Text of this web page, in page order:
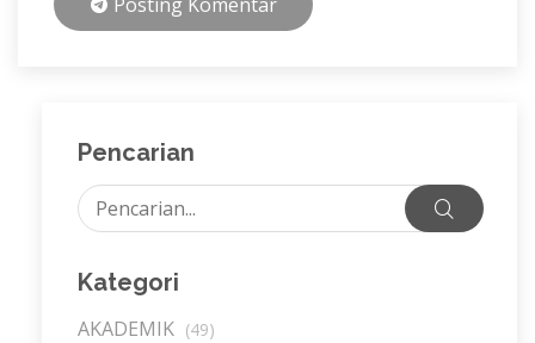
Pencarian
Kategori
AKADEMIK (49)